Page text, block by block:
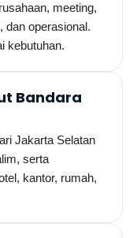
meeting,
dan operasional.
kebutuhan.
Bandara
Jakarta Selatan
serta
kantor, rumah,